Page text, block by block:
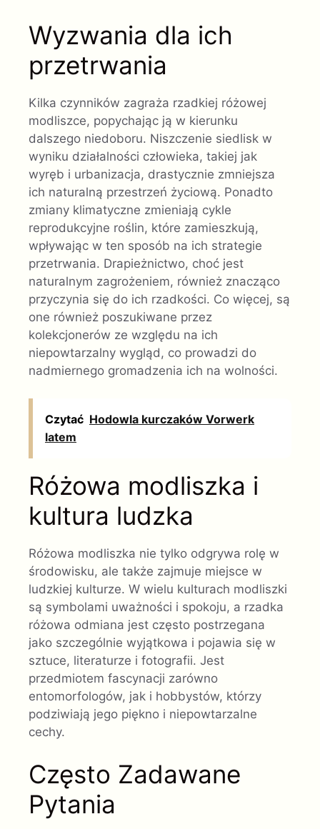
Wyzwania dla ich
przetrwania
Kilka czynników zagraża rzadkiej różowej
modliszce, popychając ją w kierunku
dalszego niedoboru. Niszczenie siedlisk w
wyniku działalności człowieka, takiej jak
wyręb i urbanizacja, drastycznie zmniejsza
ich naturalną przestrzeń życiową. Ponadto
zmiany klimatyczne zmieniają cykle
reprodukcyjne roślin, które zamieszkują,
wpływając w ten sposób na ich strategie
przetrwania. Drapieżnictwo, choć jest
naturalnym zagrożeniem, również znacząco
przyczynia się do ich rzadkości. Co więcej, są
one również poszukiwane przez
kolekcjonerów ze względu na ich
niepowtarzalny wygląd, co prowadzi do
nadmiernego gromadzenia ich na wolności.
Czytać Hodowla kurczaków Vorwerk
latem
Różowa modliszka i
kultura ludzka
Różowa modliszka nie tylko odgrywa rolę w
środowisku, ale także zajmuje miejsce w
ludzkiej kulturze. W wielu kulturach modliszki
są symbolami uważności i spokoju, a rzadka
różowa odmiana jest często postrzegana
jako szczególnie wyjątkowa i pojawia się w
sztuce, literaturze i fotografii. Jest
przedmiotem fascynacji zarówno
entomorfologów, jak i hobbystów, którzy
podziwiają jego piękno i niepowtarzalne
cechy.
Często Zadawane
Pytania